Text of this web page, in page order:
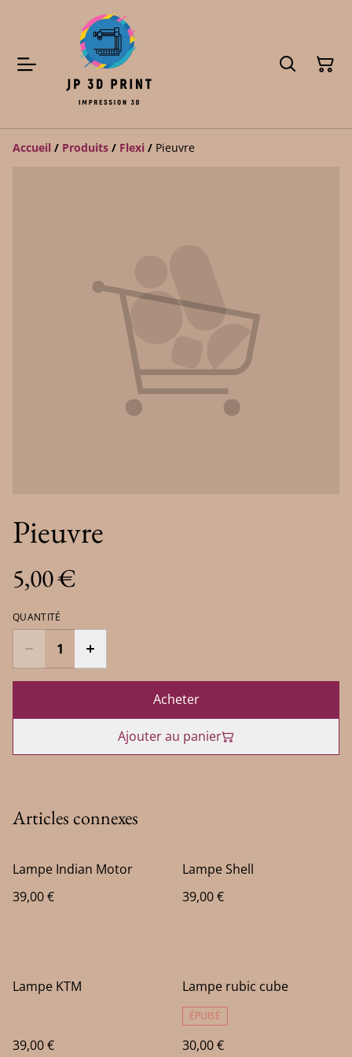
Accueil / Produits / Flexi / Pieuvre
Pieuvre
5,00 €
QUANTITÉ
Acheter
Ajouter au panier
Articles connexes
Lampe Indian Motor
39,00 €
Lampe Shell
39,00 €
Lampe KTM
39,00 €
Lampe rubic cube
ÉPUISÉ
30,00 €